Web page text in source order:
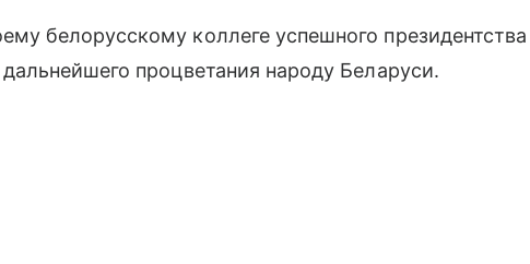
белорусскому коллеге успешного президентства
процветания народу Беларуси.